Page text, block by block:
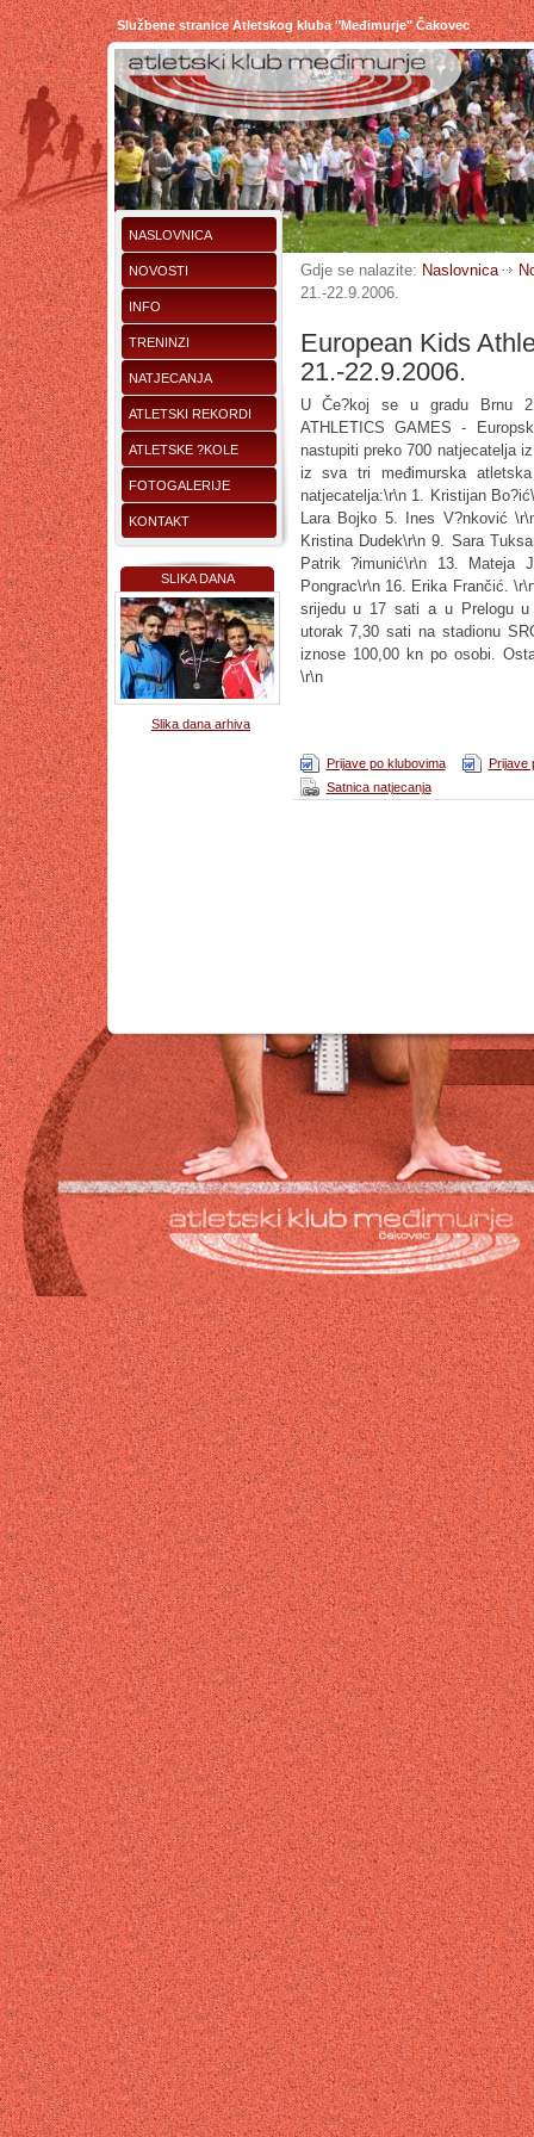
Službene stranice Atletskog kluba "Međimurje" Čakovec
NASLOVNICA
NOVOSTI
INFO
TRENINZI
NATJECANJA
ATLETSKI REKORDI
ATLETSKE ?KOLE
FOTOGALERIJE
KONTAKT
SLIKA DANA
Slika dana arhiva
Gdje se nalazite: Naslovnica
21.-22.9.2006.
European Kids
21.-22.9.2006.
U Če?koj se u gradu Brnu
ATHLETICS GAMES -
nastupiti preko 700 natjecatelja
iz sva tri međimurska
natjecatelja:\r\n 1. Kristijan
Lara Bojko 5. Ines V?nković
Kristina Dudek\r\n 9. Sara
Patrik ?imunić\r\n 13. Mateja
Pongrac\r\n 16. Erika Frančić.
srijedu u 17 sati a u Prelogu u
utorak 7,30 sati na stadionu
iznose 100,00 kn po osobi.
\r\n
Prijave po klubovima
Prijave
Satnica natjecanja